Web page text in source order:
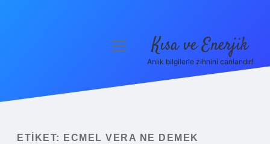
Yasal Uyarı
menüyü
Kısa ve Enerjik
Anlık bilgilerle zihnini canlandır!
ETIKET:
ECMEL VERA NE DEMEK